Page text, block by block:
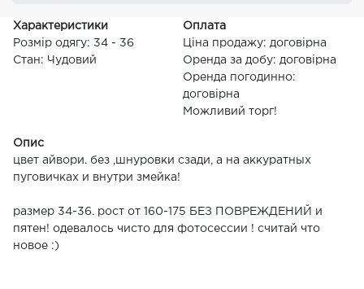
Характеристики
Розмір одягу: 34 - 36
Стан: Чудовий
Оплата
Ціна продажу: договірна
Оренда за добу: договірна
Оренда погодинно:
договірна
Можливий торг!
Опис
цвет айвори. без ,шнуровки сзади, а на аккуратных
пуговичках и внутри змейка!
размер 34-36. рост от 160-175 БЕЗ ПОВРЕЖДЕНИЙ и
пятен! одевалось чисто для фотосессии ! считай что
новое :)